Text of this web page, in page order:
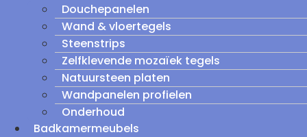
Douchepanelen
Wand & vloertegels
Steenstrips
Zelfklevende mozaïek tegels
Natuursteen platen
Wandpanelen profielen
Onderhoud
Badkamermeubels